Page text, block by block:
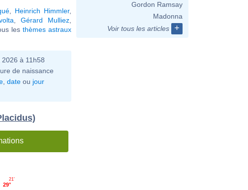
Heinrich Himmler,
,Gérard Mulliez
les thèmes astraux
à 11h58
de naissance
date ou jour
29°
21'
Gordon Ramsay
Madonna
Voir tous les articles
+